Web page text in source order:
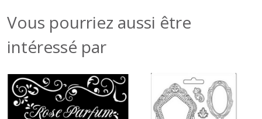
Vous pourriez aussi être
intéressé par